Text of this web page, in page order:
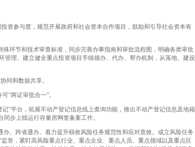
资参与度，规范开展政府和社会资本合作项目，鼓励和引导社会资本有
环节和技术审查标准，同步完善办事指南和审批流程图，明确各类审批
理。建立健全重点投资项目手续领办、代办、帮办机制，从落地、建设
同和数据共享。
“两证审批合一”。
”平台，拓展不动产登记信息线上查询功能，推出不动产登记信息及地籍
步上线运行存量房网签备案工作。
、跨省通办。着力提升税收风险任务规范性和应对质效。成立风险任务
管，紧盯高风险重点行业、重点企业、重点人员、重点领域以及重点区